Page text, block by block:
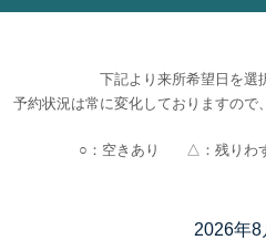
下記より来所希望日を選
予約状況は常に変化しておりますので
○：空きあり △：残りわ
2026年8